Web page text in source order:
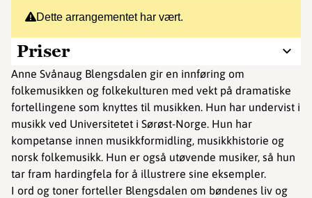
Dette arrangementet har vært.
Priser
Anne Svånaug Blengsdalen gir en innføring om
folkemusikken og folkekulturen med vekt på dramatiske
fortellingene som knyttes til musikken. Hun har undervist i
musikk ved Universitetet i Sørøst-Norge. Hun har
kompetanse innen musikkformidling, musikkhistorie og
norsk folkemusikk. Hun er også utøvende musiker, så hun
tar fram hardingfela for å illustrere sine eksempler.
I ord og toner forteller Blengsdalen om bøndenes liv og